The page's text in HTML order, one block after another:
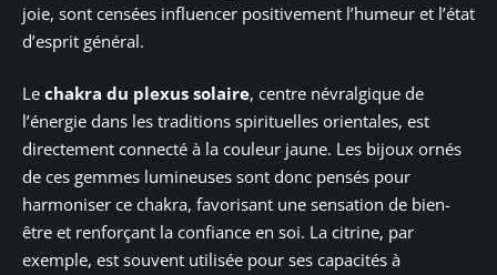
joie, sont censées influencer positivement l’humeur et l’état
d’esprit général.
Le chakra du plexus solaire, centre névralgique de
l’énergie dans les traditions spirituelles orientales, est
directement connecté à la couleur jaune. Les bijoux ornés
de ces gemmes lumineuses sont donc pensés pour
harmoniser ce chakra, favorisant une sensation de bien-
être et renforçant la confiance en soi. La citrine, par
exemple, est souvent utilisée pour ses capacités à